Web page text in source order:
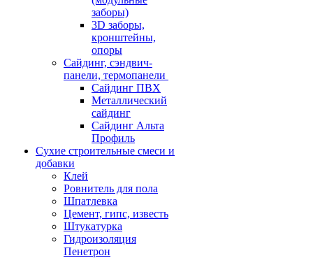
заборы)
3D заборы,
кронштейны,
опоры
Cайдинг, сэндвич-
панели, термопанели
Сайдинг ПВХ
Металлический
сайдинг
Сайдинг Альта
Профиль
Сухие строительные смеси и
добавки
Клей
Ровнитель для пола
Шпатлевка
Цемент, гипс, известь
Штукатурка
Гидроизоляция
Пенетрон